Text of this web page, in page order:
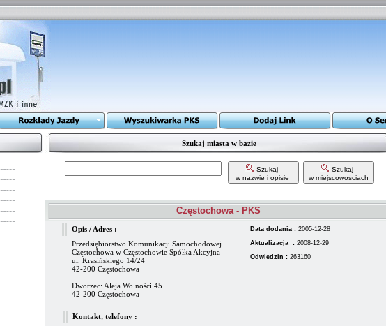
Szukaj miasta w bazie
Szukaj
w nazwie i opisie
Szukaj
w miejscowościach
Częstochowa - PKS
Opis / Adres : Data dodania : 2005-12-28
Przedsiębiorstwo Komunikacji Samochodowej
Częstochowa w Częstochowie Spółka Akcyjna
ul. Krasińskiego 14/24
42-200 Częstochowa
Dworzec: Aleja Wolności 45
42-200 Częstochowa
Aktualizacja : 2008-12-29
Odwiedzin : 263160
Kontakt, telefony :